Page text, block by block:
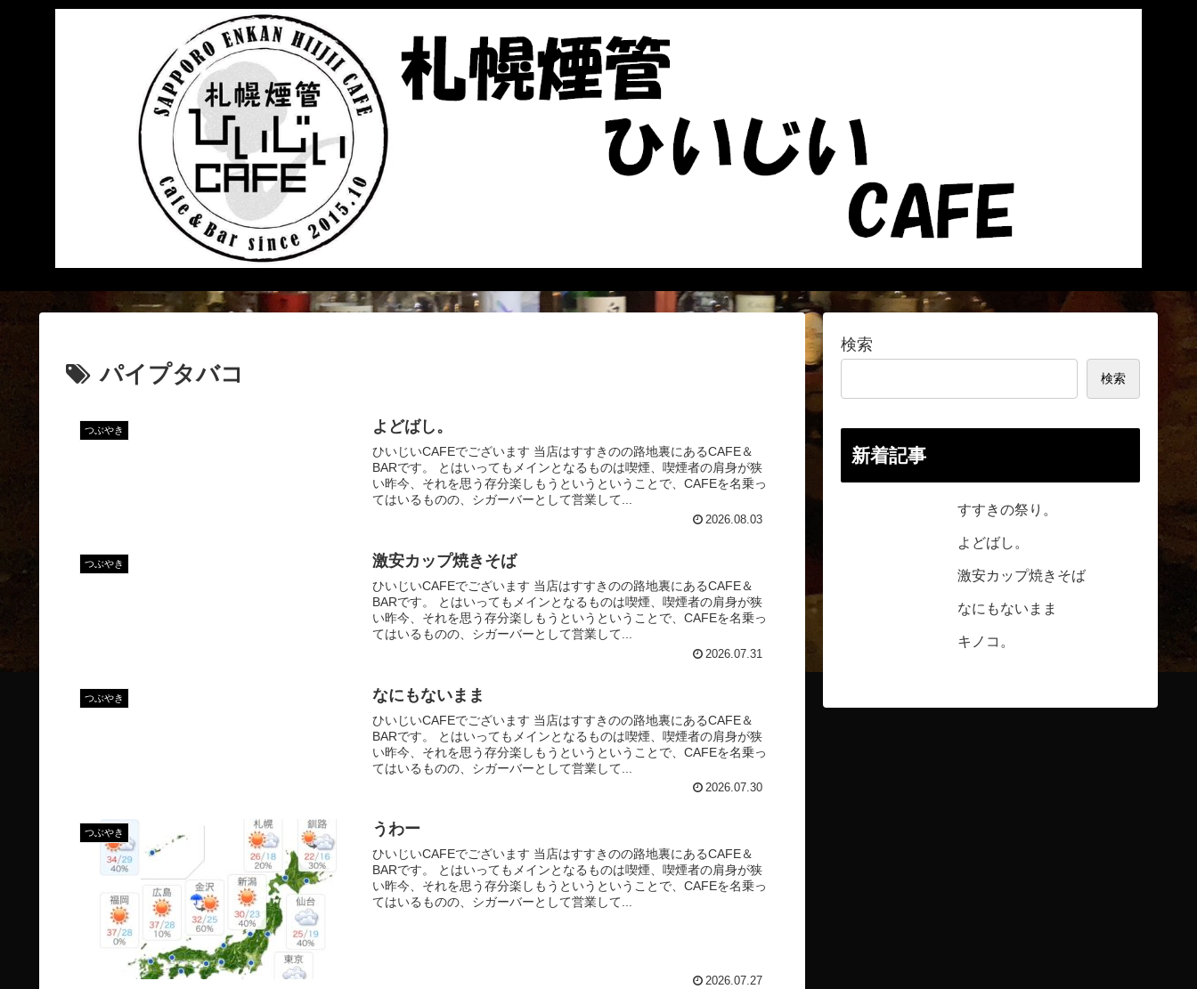
パイプタバコ
つぶやき よどばし。
ひいじいCAFEでございます 当店はすすきのの路地裏にあるCAFE＆
BARです。 とはいってもメインとなるものは喫煙、喫煙者の肩身が狭
い昨今、それを思う存分楽しもうというということで、CAFEを名乗っ
てはいるものの、シガーバーとして営業して...
2026.08.03
つぶやき 激安カップ焼きそば
ひいじいCAFEでございます 当店はすすきのの路地裏にあるCAFE＆
BARです。 とはいってもメインとなるものは喫煙、喫煙者の肩身が狭
い昨今、それを思う存分楽しもうというということで、CAFEを名乗っ
てはいるものの、シガーバーとして営業して...
2026.07.31
つぶやき なにもないまま
ひいじいCAFEでございます 当店はすすきのの路地裏にあるCAFE＆
BARです。 とはいってもメインとなるものは喫煙、喫煙者の肩身が狭
い昨今、それを思う存分楽しもうというということで、CAFEを名乗っ
てはいるものの、シガーバーとして営業して...
2026.07.30
つぶやき うわー
ひいじいCAFEでございます 当店はすすきのの路地裏にあるCAFE＆
BARです。 とはいってもメインとなるものは喫煙、喫煙者の肩身が狭
い昨今、それを思う存分楽しもうというということで、CAFEを名乗っ
てはいるものの、シガーバーとして営業して...
2026.07.27
検索
検索
新着記事
すすきの祭り。
よどばし。
激安カップ焼きそば
なにもないまま
キノコ。